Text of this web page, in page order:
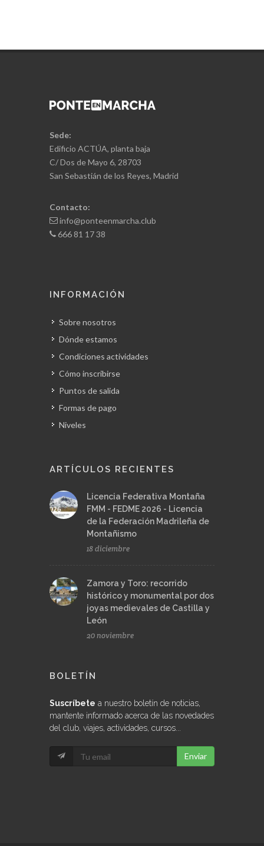
Sede:
Edificio ACTÚA, planta baja
C/ Dos de Mayo 6, 28703
San Sebastián de los Reyes, Madrid
Contacto:
info@ponteenmarcha.club
666 81 17 38
INFORMACIÓN
Sobre nosotros
Dónde estamos
Condiciones actividades
Cómo inscribirse
Puntos de salida
Formas de pago
Niveles
ARTÍCULOS RECIENTES
Licencia Federativa Montaña
FMM - FEDME 2026 - Licencia
de la Federación Madrileña de
Montañismo
18 diciembre
Zamora y Toro: recorrido
histórico y monumental por dos
joyas medievales de Castilla y
León
20 noviembre
BOLETÍN
Suscríbete a nuestro boletín de noticias,
mantente informado acerca de las novedades
del club, viajes, actividades, cursos...
Enviar